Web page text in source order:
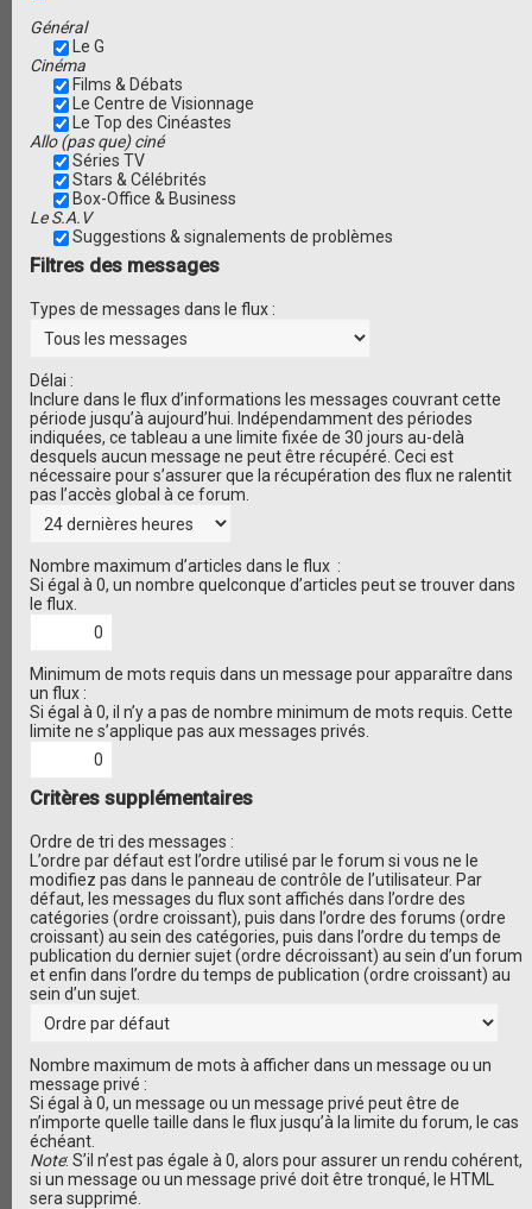
Général
Le G
Cinéma
Films & Débats
Le Centre de Visionnage
Le Top des Cinéastes
Allo (pas que) ciné
Séries TV
Stars & Célébrités
Box-Office & Business
Le S.A.V
Suggestions & signalements de problèmes
Filtres des messages
Types de messages dans le flux :
Délai :
Inclure dans le flux d’informations les messages couvrant cette
période jusqu’à aujourd’hui. Indépendamment des périodes
indiquées, ce tableau a une limite fixée de 30 jours au-delà
desquels aucun message ne peut être récupéré. Ceci est
nécessaire pour s’assurer que la récupération des flux ne ralentit
pas l’accès global à ce forum.
Nombre maximum d’articles dans le flux :
Si égal à 0, un nombre quelconque d’articles peut se trouver dans
le flux.
Minimum de mots requis dans un message pour apparaître dans
un flux :
Si égal à 0, il n’y a pas de nombre minimum de mots requis. Cette
limite ne s’applique pas aux messages privés.
Critères supplémentaires
Ordre de tri des messages :
L’ordre par défaut est l’ordre utilisé par le forum si vous ne le
modifiez pas dans le panneau de contrôle de l’utilisateur. Par
défaut, les messages du flux sont affichés dans l’ordre des
catégories (ordre croissant), puis dans l’ordre des forums (ordre
croissant) au sein des catégories, puis dans l’ordre du temps de
publication du dernier sujet (ordre décroissant) au sein d’un forum
et enfin dans l’ordre du temps de publication (ordre croissant) au
sein d’un sujet.
Nombre maximum de mots à afficher dans un message ou un
message privé :
Si égal à 0, un message ou un message privé peut être de
n’importe quelle taille dans le flux jusqu’à la limite du forum, le cas
échéant.
Note: S’il n’est pas égale à 0, alors pour assurer un rendu cohérent,
si un message ou un message privé doit être tronqué, le HTML
sera supprimé.